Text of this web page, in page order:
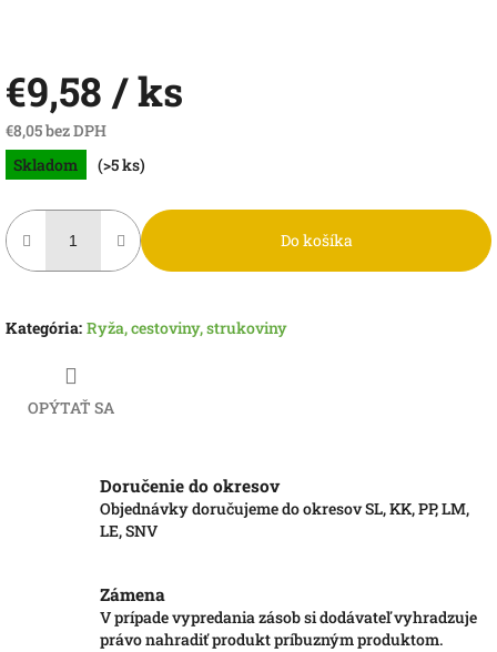
€9,58 / ks
€8,05 bez DPH
Jednotková
cena:
Skladom (>5 ks)
Do košíka
Kategória: Ryža, cestoviny, strukoviny
OPÝTAŤ SA
Doručenie do okresov
Objednávky doručujeme do okresov SL, KK, PP, LM,
LE, SNV
Zámena
V prípade vypredania zásob si dodávateľ vyhradzuje
právo nahradiť produkt príbuzným produktom.